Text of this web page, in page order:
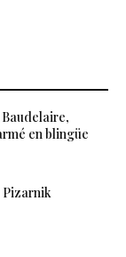
en blingüe
Pizarnik